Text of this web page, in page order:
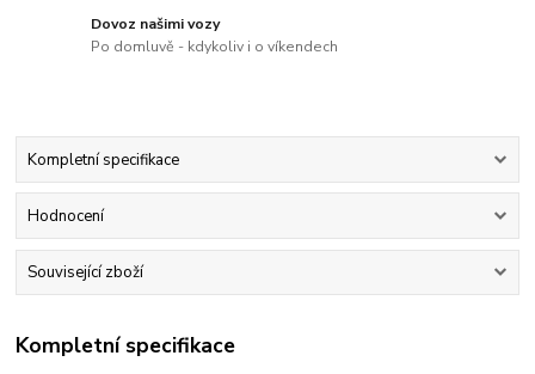
Dovoz našimi vozy
Po domluvě - kdykoliv i o víkendech
Kompletní specifikace
Hodnocení
Související zboží
Kompletní specifikace